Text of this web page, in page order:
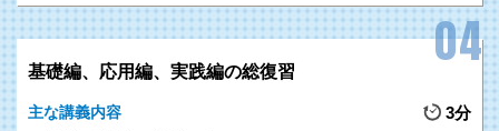
基礎編、応用編、実践編の総復習
主な講義内容 3分